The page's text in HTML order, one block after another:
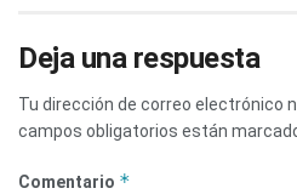
Deja una respuesta
Tu dirección de correo electrónico
campos obligatorios están
Comentario *